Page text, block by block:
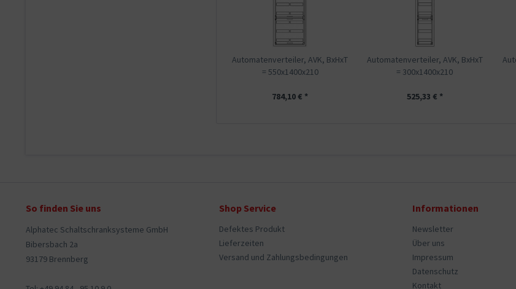
Automatenverteiler, AVK, BxHxT
= 550x1400x210
784,10 € *
Automatenverteiler, AVK, BxHxT
= 300x1400x210
525,33 € *
So finden Sie uns
Alphatec Schaltschranksysteme GmbH
Bibersbach 2a
93179 Brennberg
Shop Service
Defektes Produkt
Lieferzeiten
Versand und Zahlungsbedingungen
Informationen
Newsletter
Über uns
Impressum
Datenschutz
Kontakt